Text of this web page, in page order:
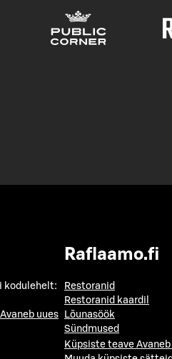
kodulehelt:
Avaneb uues
Raflaamo.fi
Restoranid
Restoranid kaardil
Lõunasöök
Sündmused
Küpsiste teave